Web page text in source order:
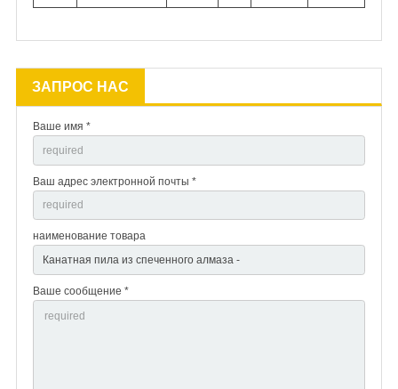
ЗАПРОС НАС
Ваше имя *
Ваш адрес электронной почты *
наименование товара
Ваше сообщение *